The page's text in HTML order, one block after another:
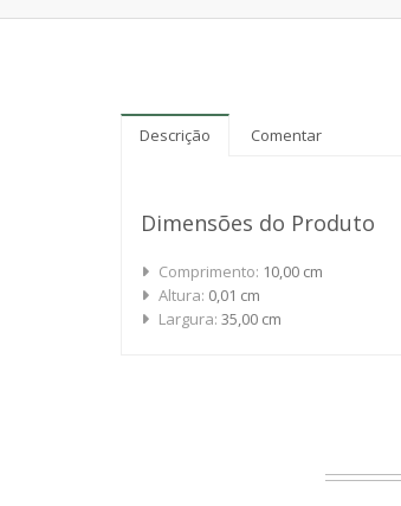
Descrição Comentar
Dimensões do Produto
Comprimento: 10,00 cm
Altura: 0,01 cm
Largura: 35,00 cm